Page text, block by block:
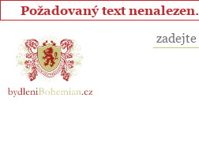
Požadovaný text nenalezen.
BydleniBohemian.cz